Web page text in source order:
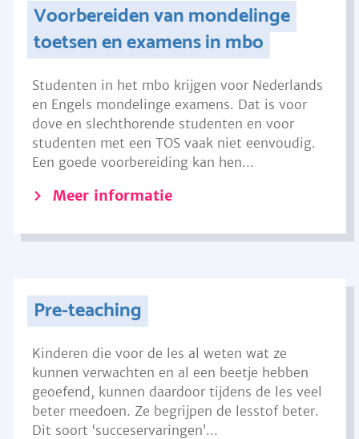
Voorbereiden van mondelinge
toetsen en examens in mbo
Studenten in het mbo krijgen voor Nederlands
en Engels mondelinge examens. Dat is voor
dove en slechthorende studenten en voor
studenten met een TOS vaak niet eenvoudig.
Een goede voorbereiding kan hen...
Meer informatie
Pre-teaching
Kinderen die voor de les al weten wat ze
kunnen verwachten en al een beetje hebben
geoefend, kunnen daardoor tijdens de les veel
beter meedoen. Ze begrijpen de lesstof beter.
Dit soort ‘succeservaringen’...